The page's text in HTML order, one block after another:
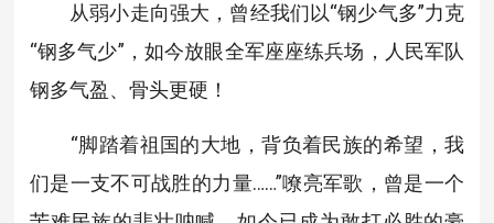
从弱小走向强大，曾经我们以“钢少气多”力克
“钢多气少”，如今放眼全军座座练兵场，人民军队
钢多气盈、骨头更硬！
“脚踏着祖国的大地，背负着民族的希望，我
们是一支不可战胜的力量……”嘹亮军歌，曾是一个